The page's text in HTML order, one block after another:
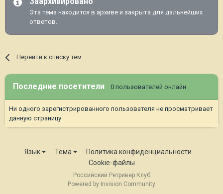
Эта тема находится в архиве и закрыта для дальнейших
ответов.
Перейти к списку тем
Последние посетители 0 пользователей онлайн
Ни одного зарегистрированного пользователя не просматривает
данную страницу
Язык Тема
Политика конфиденциальности
Cookie-файлы
Российский Ретривер Клуб
Powered by Invision Community